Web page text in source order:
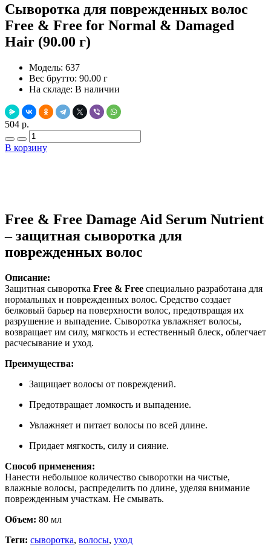
Cыворотка для поврежденных волос
Free & Free for Normal & Damaged
Hair (90.00 г)
Модель: 637
Вес брутто: 90.00 г
На складе: В наличии
504 р.
В корзину
Free & Free Damage Aid Serum Nutrient
– защитная сыворотка для
поврежденных волос
Описание:
Защитная сыворотка Free & Free специально разработана для
нормальных и поврежденных волос. Средство создает
белковый барьер на поверхности волос, предотвращая их
разрушение и выпадение. Сыворотка увлажняет волосы,
возвращает им силу, мягкость и естественный блеск, облегчает
расчесывание и уход.
Преимущества:
Защищает волосы от повреждений.
Предотвращает ломкость и выпадение.
Увлажняет и питает волосы по всей длине.
Придает мягкость, силу и сияние.
Способ применения:
Нанести небольшое количество сыворотки на чистые,
влажные волосы, распределить по длине, уделяя внимание
поврежденным участкам. Не смывать.
Объем: 80 мл
Теги: сыворотка, волосы, уход